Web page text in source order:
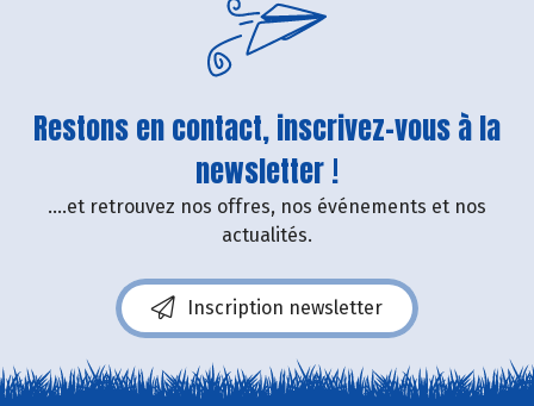
Restons en contact, inscrivez-vous à la
newsletter !
....et retrouvez nos offres, nos événements et nos
actualités.
Inscription newsletter